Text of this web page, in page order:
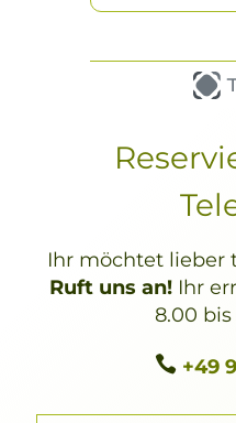
Ihr möchtet lieber
Ruft uns an!Ihr
8.00 bis
 +49